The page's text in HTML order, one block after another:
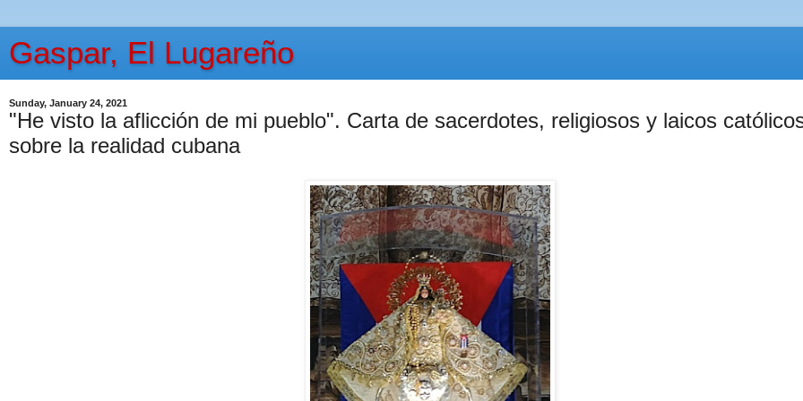
Gaspar, El Lugareño
Sunday, January 24, 2021
"He visto la aflicción de mi pueblo". Carta de sacerdotes, religiosos y laicos
sobre la realidad cubana